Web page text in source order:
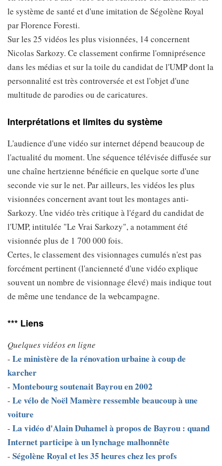
le système de santé et d'une imitation de Ségolène Royal
par Florence Foresti.
Sur les 25 vidéos les plus visionnées, 14 concernent
Nicolas Sarkozy. Ce classement confirme l'omniprésence
dans les médias et sur la toile du candidat de l'UMP dont la
personnalité est très controversée et est l'objet d'une
multitude de parodies ou de caricatures.
Interprétations et limites du système
L'audience d'une vidéo sur internet dépend beaucoup de
l'actualité du moment. Une séquence télévisée diffusée sur
une chaîne hertzienne bénéficie en quelque sorte d'une
seconde vie sur le net. Par ailleurs, les vidéos les plus
visionnées concernent avant tout les montages anti-
Sarkozy. Une vidéo très critique à l'égard du candidat de
l'UMP, intitulée "Le Vrai Sarkozy", a notamment été
visionnée plus de 1 700 000 fois.
Certes, le classement des visionnages cumulés n'est pas
forcément pertinent (l'ancienneté d'une vidéo explique
souvent un nombre de visionnage élevé) mais indique tout
de même une tendance de la webcampagne.
*** Liens
Quelques vidéos en ligne
- Le ministère de la rénovation urbaine à coup de
karcher
- Montebourg soutenait Bayrou en 2002
- Le vélo de Noël Mamère ressemble beaucoup à une
voiture
- La vidéo d'Alain Duhamel à propos de Bayrou : quand
Internet participe à un lynchage malhonnête
- Ségolène Royal et les 35 heures chez les profs